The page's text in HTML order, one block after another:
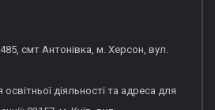
смт Антонівка, м. Херсон, вул.
діяльності та адреса для